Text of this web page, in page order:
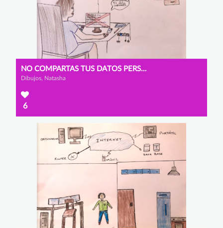
NO COMPARTAS TUS DATOS PERSONALES
Dibujos, Natasha
6